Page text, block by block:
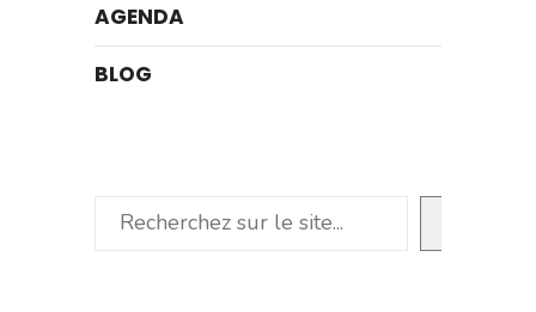
AGENDA
BLOG
Rechercher